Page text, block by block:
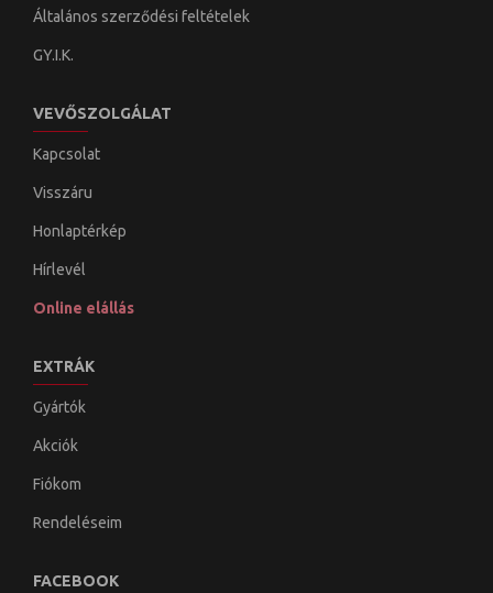
Általános szerződési feltételek
GY.I.K.
VEVŐSZOLGÁLAT
Kapcsolat
Visszáru
Honlaptérkép
Hírlevél
Online elállás
EXTRÁK
Gyártók
Akciók
Fiókom
Rendeléseim
FACEBOOK